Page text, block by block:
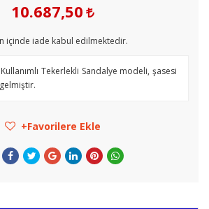
10.687,50
içinde iade kabul edilmektedir.
Tekerlekli Sandalye modeli, şasesi
Favorilere Ekle